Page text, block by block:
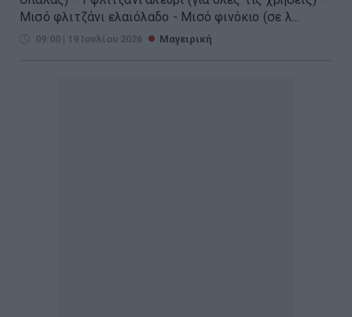
Μισό φλιτζάνι ελαιόλαδο - Μισό φινόκιο (σε λ...
09:00 | 19 Ιουλίου 2026 Μαγειρική